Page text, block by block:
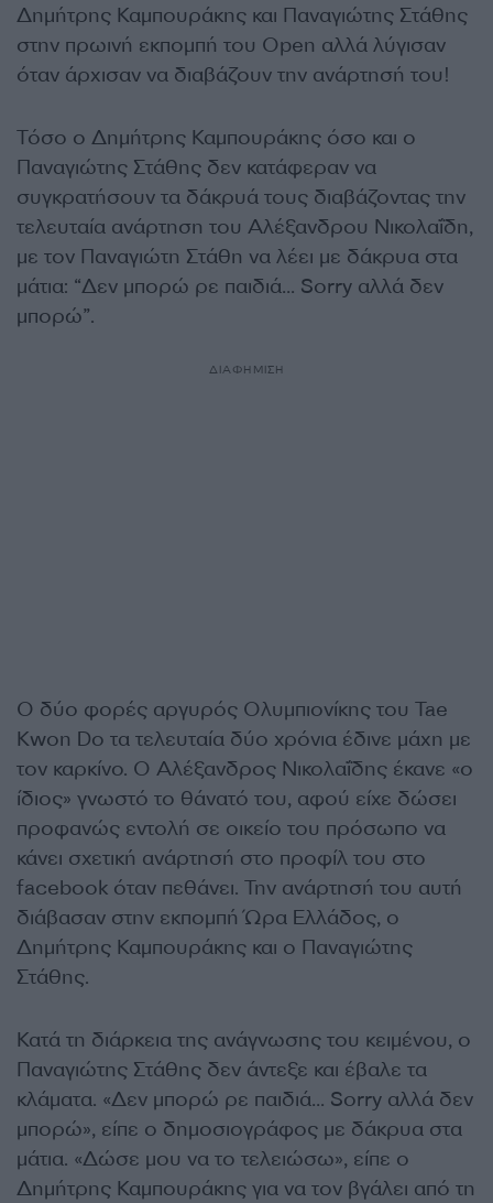
Δημήτρης Καμπουράκης και Παναγιώτης Στάθης
στην πρωινή εκπομπή του Open αλλά λύγισαν
όταν άρχισαν να διαβάζουν την ανάρτησή του!
Τόσο ο Δημήτρης Καμπουράκης όσο και ο
Παναγιώτης Στάθης δεν κατάφεραν να
συγκρατήσουν τα δάκρυά τους διαβάζοντας την
τελευταία ανάρτηση του Αλέξανδρου Νικολαΐδη,
με τον Παναγιώτη Στάθη να λέει με δάκρυα στα
μάτια: “Δεν μπορώ ρε παιδιά… Sorry αλλά δεν
μπορώ”.
ΔΙΑΦΗΜΙΣΗ
Ο δύο φορές αργυρός Ολυμπιονίκης του Tae
Kwon Do τα τελευταία δύο χρόνια έδινε μάχη με
τον καρκίνο. Ο Αλέξανδρος Νικολαΐδης έκανε «ο
ίδιος» γνωστό το θάνατό του, αφού είχε δώσει
προφανώς εντολή σε οικείο του πρόσωπο να
κάνει σχετική ανάρτησή στο προφίλ του στο
facebook όταν πεθάνει. Την ανάρτησή του αυτή
διάβασαν στην εκπομπή Ώρα Ελλάδος, ο
Δημήτρης Καμπουράκης και ο Παναγιώτης
Στάθης.
Κατά τη διάρκεια της ανάγνωσης του κειμένου, ο
Παναγιώτης Στάθης δεν άντεξε και έβαλε τα
κλάματα. «Δεν μπορώ ρε παιδιά… Sorry αλλά δεν
μπορώ», είπε ο δημοσιογράφος με δάκρυα στα
μάτια. «Δώσε μου να το τελειώσω», είπε ο
Δημήτρης Καμπουράκης για να τον βγάλει από τη